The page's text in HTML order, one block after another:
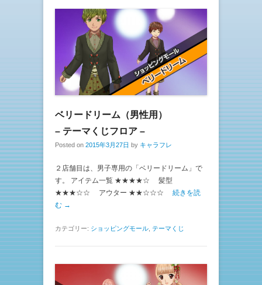
ベリードリーム（男性用）
– テーマくじフロア –
Posted on 2015年3月27日 by キャラフレ
２店舗目は、男子専用の「ベリードリーム」で
す。 アイテム一覧 ★★★★☆ 髪型
★★★☆☆ アウター ★★☆☆☆ 続きを読
む →
カテゴリー: ショッピングモール テーマくじ